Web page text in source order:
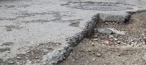
KEŞFET
POPÜLER
DÜNYA